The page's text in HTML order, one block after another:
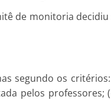
de monitoria
segundo os
pelos